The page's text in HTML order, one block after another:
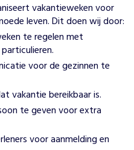
vakantieweken voor
leven. Dit doen wij door:
te regelen met
voor de gezinnen te
vakantie bereikbaar is.
te geven voor extra
voor aanmelding en